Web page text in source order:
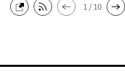
1 / 10